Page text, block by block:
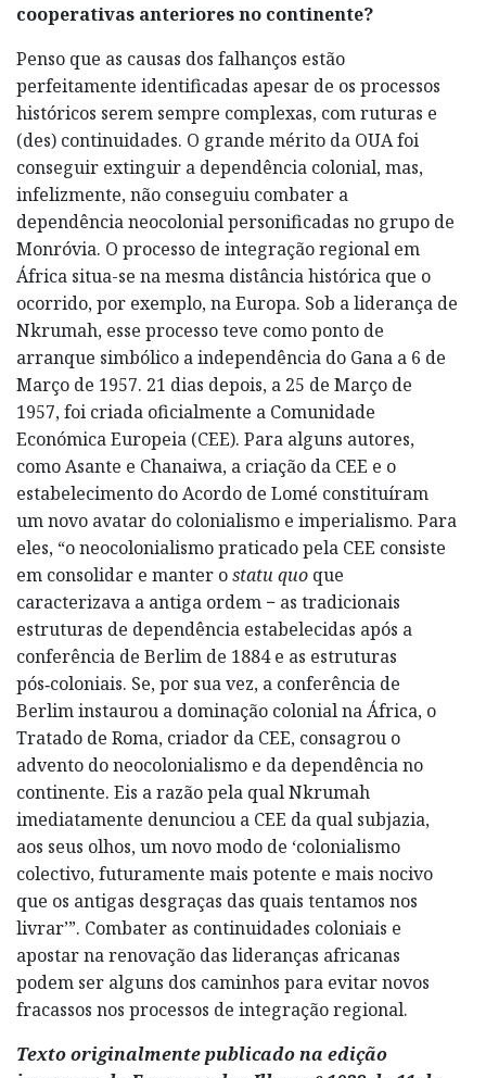
cooperativas anteriores no continente?
Penso que as causas dos falhanços estão
perfeitamente identificadas apesar de os processos
históricos serem sempre complexas, com ruturas e
(des) continuidades. O grande mérito da OUA foi
conseguir extinguir a dependência colonial, mas,
infelizmente, não conseguiu combater a
dependência neocolonial personificadas no grupo de
Monróvia. O processo de integração regional em
África situa-se na mesma distância histórica que o
ocorrido, por exemplo, na Europa. Sob a liderança de
Nkrumah, esse processo teve como ponto de
arranque simbólico a independência do Gana a 6 de
Março de 1957. 21 dias depois, a 25 de Março de
1957, foi criada oficialmente a Comunidade
Económica Europeia (CEE). Para alguns autores,
como Asante e Chanaiwa, a criação da CEE e o
estabelecimento do Acordo de Lomé constituíram
um novo avatar do colonialismo e imperialismo. Para
eles, “o neocolonialismo praticado pela CEE consiste
em consolidar e manter ostatu quo que
caracterizava a antiga ordem − as tradicionais
estruturas de dependência estabelecidas após a
conferência de Berlim de 1884 e as estruturas
pós‑coloniais. Se, por sua vez, a conferência de
Berlim instaurou a dominação colonial na África, o
Tratado de Roma, criador da CEE, consagrou o
advento do neocolonialismo e da dependência no
continente. Eis a razão pela qual Nkrumah
imediatamente denunciou a CEE da qual subjazia,
aos seus olhos, um novo modo de ‘colonialismo
colectivo, futuramente mais potente e mais nocivo
que os antigas desgraças das quais tentamos nos
livrar’”. Combater as continuidades coloniais e
apostar na renovação das lideranças africanas
podem ser alguns dos caminhos para evitar novos
fracassos nos processos de integração regional.
Texto originalmente publicado na edição